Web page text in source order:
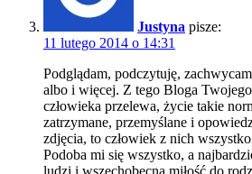
Justyna pisze:
11 lutego 2014 o 14:31
Podglądam, podczytuję,
albo i więcej. Z tego Bloga
człowieka przelewa, życie takie
zatrzymane, przemyślane i
zdjęcia, to człowiek z nich
Podoba mi się wszystko, a
ludzi i wszechobecna miłość do